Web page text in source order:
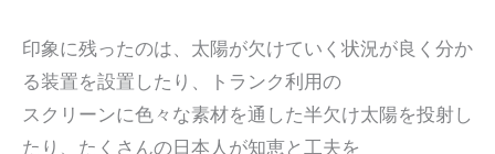
印象に残ったのは、太陽が欠けていく状況が良く分か
る装置を設置したり、トランク利用の
スクリーンに色々な素材を通した半欠け太陽を投射し
たり、たくさんの日本人が知恵と工夫を